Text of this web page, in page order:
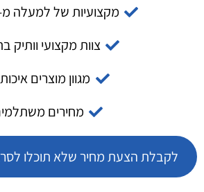
מקצועיות של למעלה מ- 14
צוות מקצועי וותיק
מגוון מוצרים
מחירים
לקבלת הצעת מחיר שלא תוכלו